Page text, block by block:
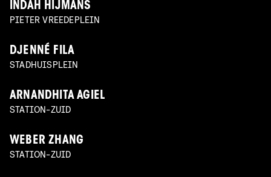
INDAH HIJMANS
PIETER VREEDEPLEIN
DJENNÉ FILA
STADHUISPLEIN
ARNANDHITA AGIEL
STATION-ZUID
WEBER ZHANG
STATION-ZUID